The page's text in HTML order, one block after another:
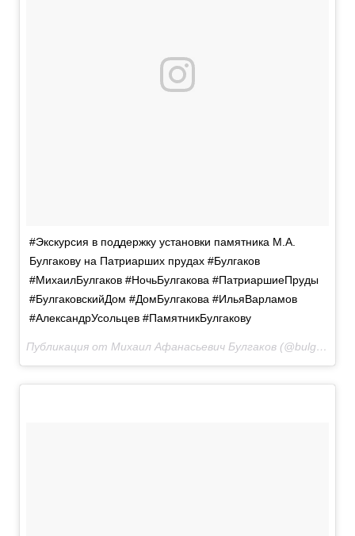
#Экскурсия в поддержку установки памятника М.А.
Булгакову на Патриарших прудах #Булгаков
#МихаилБулгаков #НочьБулгакова #ПатриаршиеПруды
#БулгаковскийДом #ДомБулгакова #ИльяВарламов
#АлександрУсольцев #ПамятникБулгакову
Публикация от Михаил Афанасьевич Булгаков (@bulgakovdom)